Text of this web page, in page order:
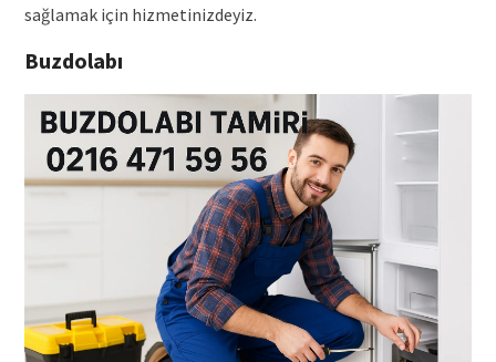
sağlamak için hizmetinizdeyiz.
Buzdolabı